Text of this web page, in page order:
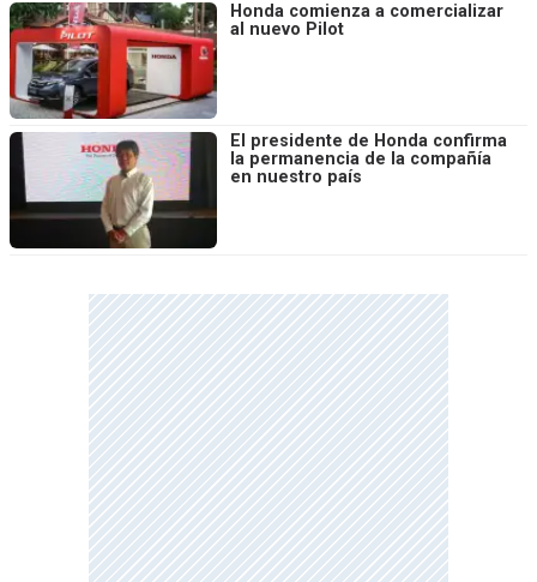
Honda comienza a comercializar
al nuevo Pilot
El presidente de Honda confirma
la permanencia de la compañía
en nuestro país